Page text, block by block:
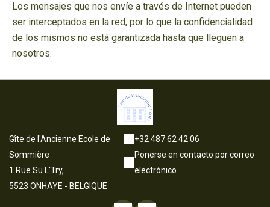
Los mensajes que nos envíe a través de Internet pueden
ser interceptados en la red, por lo que la confidencialidad
de los mismos no está garantizada hasta que lleguen a
nosotros.
Gîte de l'Ancienne Ecole de
Sommière
1 Rue Su L'Try,
5523 ONHAYE - BELGIQUE
+32 487 62 42 06
Ponerse en contacto por correo
electrónico